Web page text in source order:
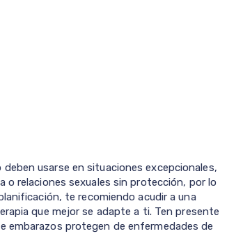
deben usarse en situaciones excepcionales,
relaciones sexuales sin protección, por lo
te recomiendo acudir a una
que mejor se adapte a ti. Ten presente
embarazos protegen de enfermedades de